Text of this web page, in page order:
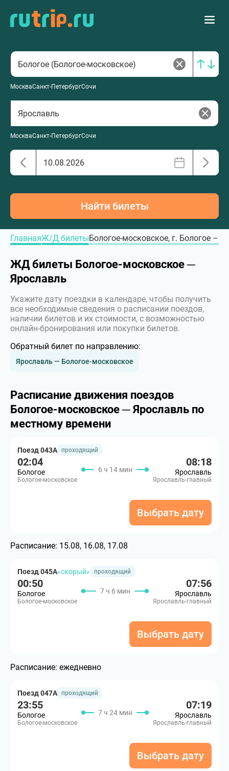
МоскваСанкт-ПетербургСочи
МоскваСанкт-ПетербургСочи
Найти билеты
ГлавнаяЖ/Д билетыБологое-московское, г. Бологое –
ЖД билеты Бологое-московское ─
Ярославль
Укажите дату поездки в календаре, чтобы получить
все необходимые сведения о расписании поездов,
наличии билетов и их стоимости, с возможностью
онлайн-бронирования или покупки билетов.
Обратный билет по направлению:
Ярославль — Бологое-московское
Расписание движения поездов
Бологое-московское ─ Ярославль по
местному времени
Поезд 043А проходящий
02:04
Бологое
Бологое-московское
6 ч 14 мин
08:18
Ярославль
Ярославль-главный
Выбрать дату
Расписание: 15.08, 16.08, 17.08
Поезд 045А«скорый» проходящий
00:50
Бологое
Бологое-московское
7 ч 6 мин
07:56
Ярославль
Ярославль-главный
Выбрать дату
Расписание: ежедневно
Поезд 047А проходящий
23:55
Бологое
Бологое-московское
7 ч 24 мин
07:19
Ярославль
Ярославль-главный
Выбрать дату